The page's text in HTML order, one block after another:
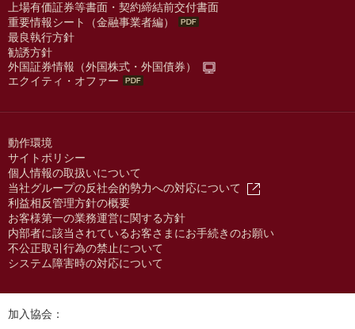
上場有価証券等書面・契約締結前交付書面
重要情報シート（金融事業者編）
最良執行方針
勧誘方針
外国証券情報（外国株式・外国債券）
エクイティ・オファー
動作環境
サイトポリシー
個人情報の取扱いについて
当社グループの反社会的勢力への対応について
利益相反管理方針の概要
お客様第一の業務運営に関する方針
内部者に該当されているお客さまにお手続きのお願い
不公正取引行為の禁止について
システム障害時の対応について
加入協会：